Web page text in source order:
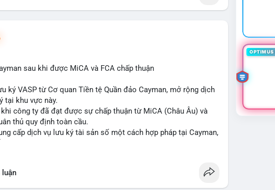
sau khi được MiCA và FCA chấp thuận
ký VASP từ Cơ quan Tiền tệ Quần đảo Cayman, mở rộng dịch
tại khu vực này.
công ty đã đạt được sự chấp thuận từ MiCA (Châu Âu) và
thủ quy định toàn cầu.
cấp dịch vụ lưu ký tài sản số một cách hợp pháp tại Cayman,
các sàn giao dịch và nền tảng tiền điện tử tăng cường
#blockchain #regulation #custody
luận
OPTIMUS